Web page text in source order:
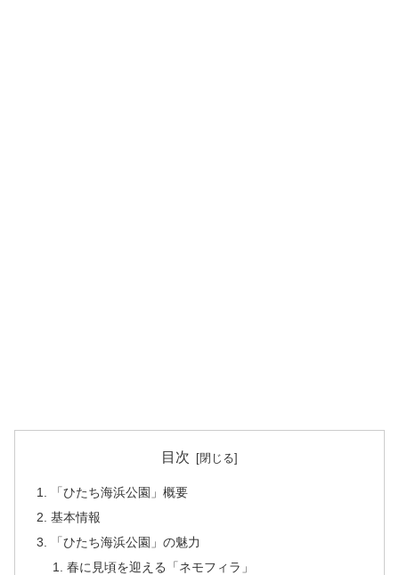
目次
「ひたち海浜公園」概要
基本情報
「ひたち海浜公園」の魅力
春に見頃を迎える「ネモフィラ」